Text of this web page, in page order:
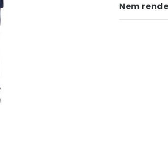
Nem